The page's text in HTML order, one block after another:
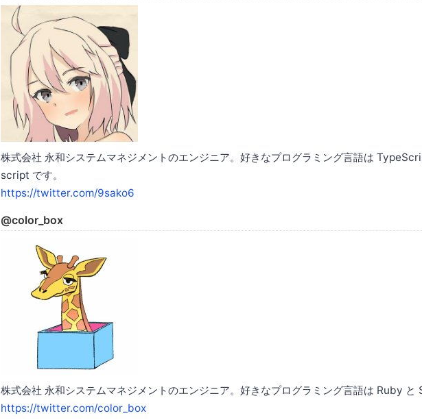
株式会社 永和システムマネジメントのエンジニア。好きなプログラミング言語は
script です。
https://twitter.com/9sako6
@color_box
株式会社 永和システムマネジメントのエンジニア。好きなプログラミング言語は Ruby と
https://twitter.com/color_box